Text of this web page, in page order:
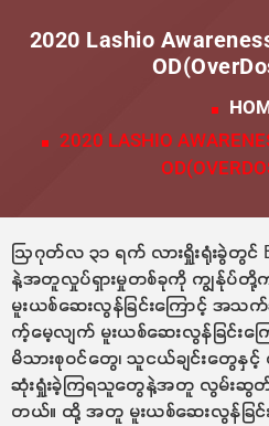
2020 Lashio
2020 LASHIO
ဩဂုတ်လ ၃၁ ရက် လားရှိုးရုံးခွဲတွင်
နဲ့အတူလှုပ်ရှားမှုတစ်ခုကို ကျွန်ုပ်တို့ကျ
မူးယစ်ဆေးလွန်ခြင်းကြောင့် အ
က့်မေ့လျက် မူးယစ်ဆေးလွန်ခြင်းကြ
မိသားစုဝင်တွေ၊ သူငယ်ချင်းတွေ
ဆုံးရှုံးခဲ့ကြရသူတွေနဲ့အတူ လွမ်းဆွတ်
တယ်။ ထို့ အတူ မူးယစ်ဆေးလွန်ခြ